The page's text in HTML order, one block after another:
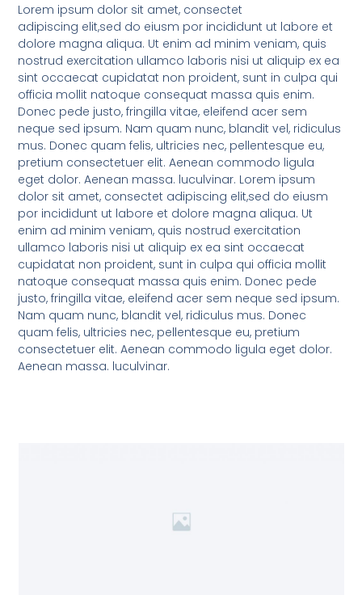
Lorem ipsum dolor sit amet, consectet
adipiscing elit,sed do eiusm por incididunt ut labore et
dolore magna aliqua. Ut enim ad minim veniam, quis
nostrud exercitation ullamco laboris nisi ut aliquip ex ea
sint occaecat cupidatat non proident, sunt in culpa qui
officia mollit natoque consequat massa quis enim.
Donec pede justo, fringilla vitae, eleifend acer sem
neque sed ipsum. Nam quam nunc, blandit vel, ridiculus
mus. Donec quam felis, ultricies nec, pellentesque eu,
pretium consectetuer elit. Aenean commodo ligula
eget dolor. Aenean massa. luculvinar. Lorem ipsum
dolor sit amet, consectet adipiscing elit,sed do eiusm
por incididunt ut labore et dolore magna aliqua. Ut
enim ad minim veniam, quis nostrud exercitation
ullamco laboris nisi ut aliquip ex ea sint occaecat
cupidatat non proident, sunt in culpa qui officia mollit
natoque consequat massa quis enim. Donec pede
justo, fringilla vitae, eleifend acer sem neque sed ipsum.
Nam quam nunc, blandit vel, ridiculus mus. Donec
quam felis, ultricies nec, pellentesque eu, pretium
consectetuer elit. Aenean commodo ligula eget dolor.
Aenean massa. luculvinar.